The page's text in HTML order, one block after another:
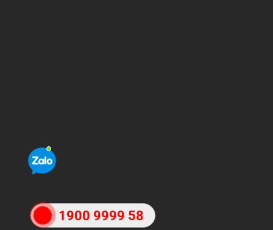
1900 9999 58